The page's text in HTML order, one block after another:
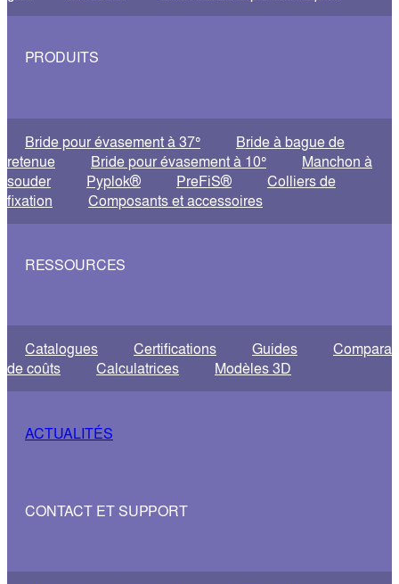
PRODUITS
Bride pour évasement à 37°
Bride à bague de
retenue
Bride pour évasement à 10°
Manchon à
souder
Pyplok® PreFiS®
Colliers de
fixation
Composants et accessoires
RESSOURCES
Catalogues Certifications Guides
de coûts
Calculatrices Modèles 3D
ACTUALITÉS
CONTACT ET SUPPORT